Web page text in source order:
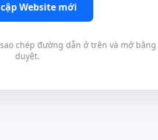
Website mới
chép đường dẫn ở trên và mở
duyệt.